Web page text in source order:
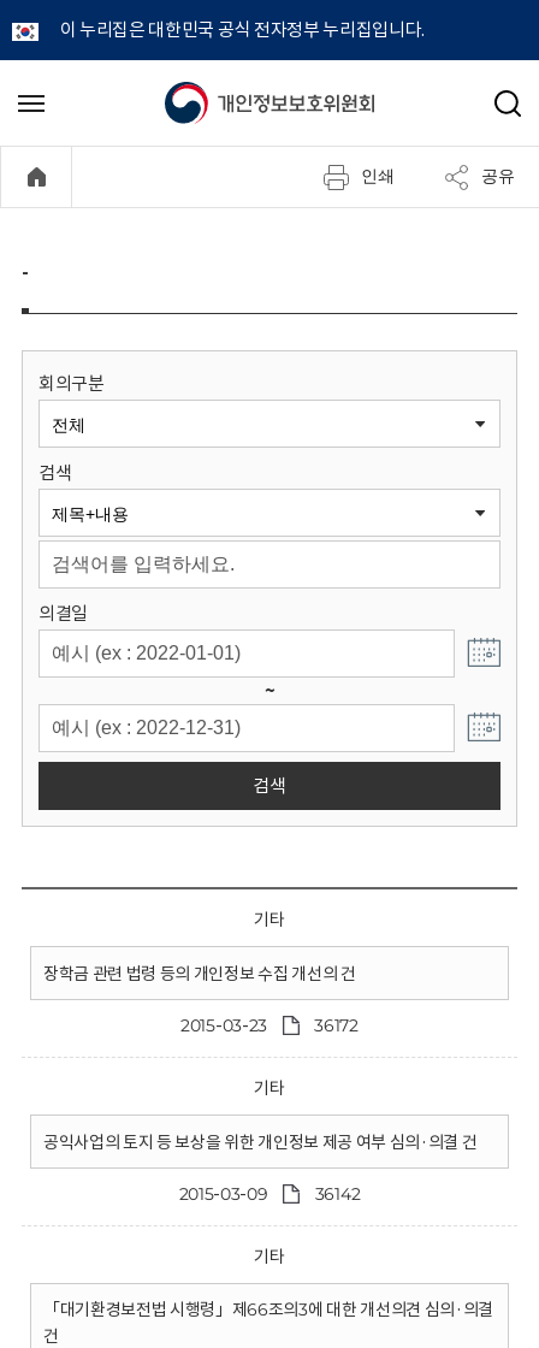
이 누리집은 대한민국 공식 전자정부 누리집입니다.
개
정
보
원
회
메
기
검
인쇄 공유
-
회의구분
검색
의결일
~
검색
기타
장학금 관련 법령 등의 개인정보 수집 개선의 건
2015-03-23 36172
기타
공익사업의 토지 등 보상을 위한 개인정보 제공 여부 심의·의결 건
2015-03-09 36142
기타
「대기환경보전법 시행령」제66조의3에 대한 개선의견 심의·의결
건